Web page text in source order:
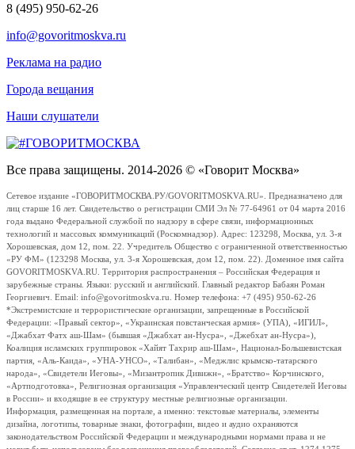
8 (495) 950-62-26
info@govoritmoskva.ru
Реклама на радио
Города вещания
Наши слушатели
Все права защищены. 2014-2026 © «Говорит Москва»
Сетевое издание «ГОВОРИТМОСКВА.РУ/GOVORITMOSKVA.RU». Предназначено для
лиц старше 16 лет. Свидетельство о регистрации СМИ Эл № 77-64961 от 04 марта 2016
года выдано Федеральной службой по надзору в сфере связи, информационных
технологий и массовых коммуникаций (Роскомнадзор). Адрес: 123298, Москва, ул. 3-я
Хорошевская, дом 12, пом. 22. Учредитель Общество с ограниченной ответственностью
«РУ ФМ» (123298 Москва, ул. 3-я Хорошевская, дом 12, пом. 22). Доменное имя сайта
GOVORITMOSKVA.RU. Территория распространения – Российская Федерация и
зарубежные страны. Языки: русский и английский. Главный редактор Бабаян Роман
Георгиевич. Email: info@govoritmoskva.ru. Номер телефона: +7 (495) 950-62-26
*Экстремистские и террористические организации, запрещенные в Российской
Федерации: «Правый сектор», «Украинская повстанческая армия» (УПА), «ИГИЛ»,
«Джабхат Фатх аш-Шам» (бывшая «Джабхат ан-Нусра», «Джебхат ан-Нусра»),
Коалиция исламских группировок «Хайят Тахрир аш-Шам», Национал-Большевистская
партия, «Аль-Каида», «УНА-УНСО», «Талибан», «Меджлис крымско-татарского
народа», «Свидетели Иеговы», «Мизантропик Дивижн», «Братство» Корчинского,
«Артподготовка», Религиозная организация «Управленческий центр Свидетелей Иеговы
в России» и входящие в ее структуру местные религиозные организации.
Информация, размещенная на портале, а именно: текстовые материалы, элементы
дизайна, логотипы, товарные знаки, фотографии, видео и аудио охраняются
законодательством Российской Федерации и международными нормами права и не